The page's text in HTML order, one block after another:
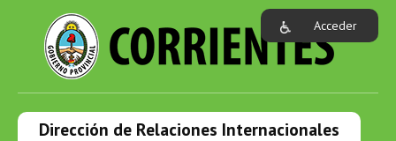
Acceder
Dirección de Relaciones Internacionales